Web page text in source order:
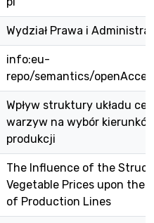
Wydział Prawa i
info:eu-
repo/semantics/
Wpływ struktury układu cen
warzyw na wybór
produkcji
The Influence of the
Vegetable Prices upon the
of Production Lines